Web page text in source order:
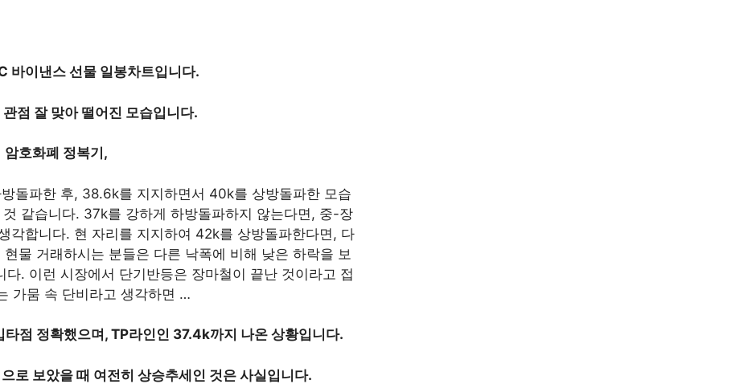
바이낸스 선물 일봉차트입니다.
점 잘 맞아 떨어진 모습입니다.
암호화폐 정복기,
돌파한 후, 38.6k를 지지하면서 40k를 상방돌파한 모습
같습니다. 37k를 강하게 하방돌파하지 않는다면, 중-장
각합니다. 현 자리를 지지하여 42k를 상방돌파한다면, 다
물 거래하시는 분들은 다른 낙폭에 비해 낮은 하락을 보
. 이런 시장에서 단기반등은 장마철이 끝난 것이라고 접
가뭄 속 단비라고 생각하면 …
점 정확했으며, TP라인인 37.4k까지 나온 상황입니다.
로 보았을 때 여전히 상승추세인 것은 사실입니다.